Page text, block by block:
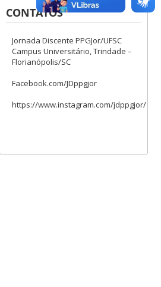
CONTATOS
Jornada Discente PPGJor/UFSC
Campus Universitário, Trindade –
Florianópolis/SC
Facebook.com/JDppgjor
https://www.instagram.com/jdppgjor/